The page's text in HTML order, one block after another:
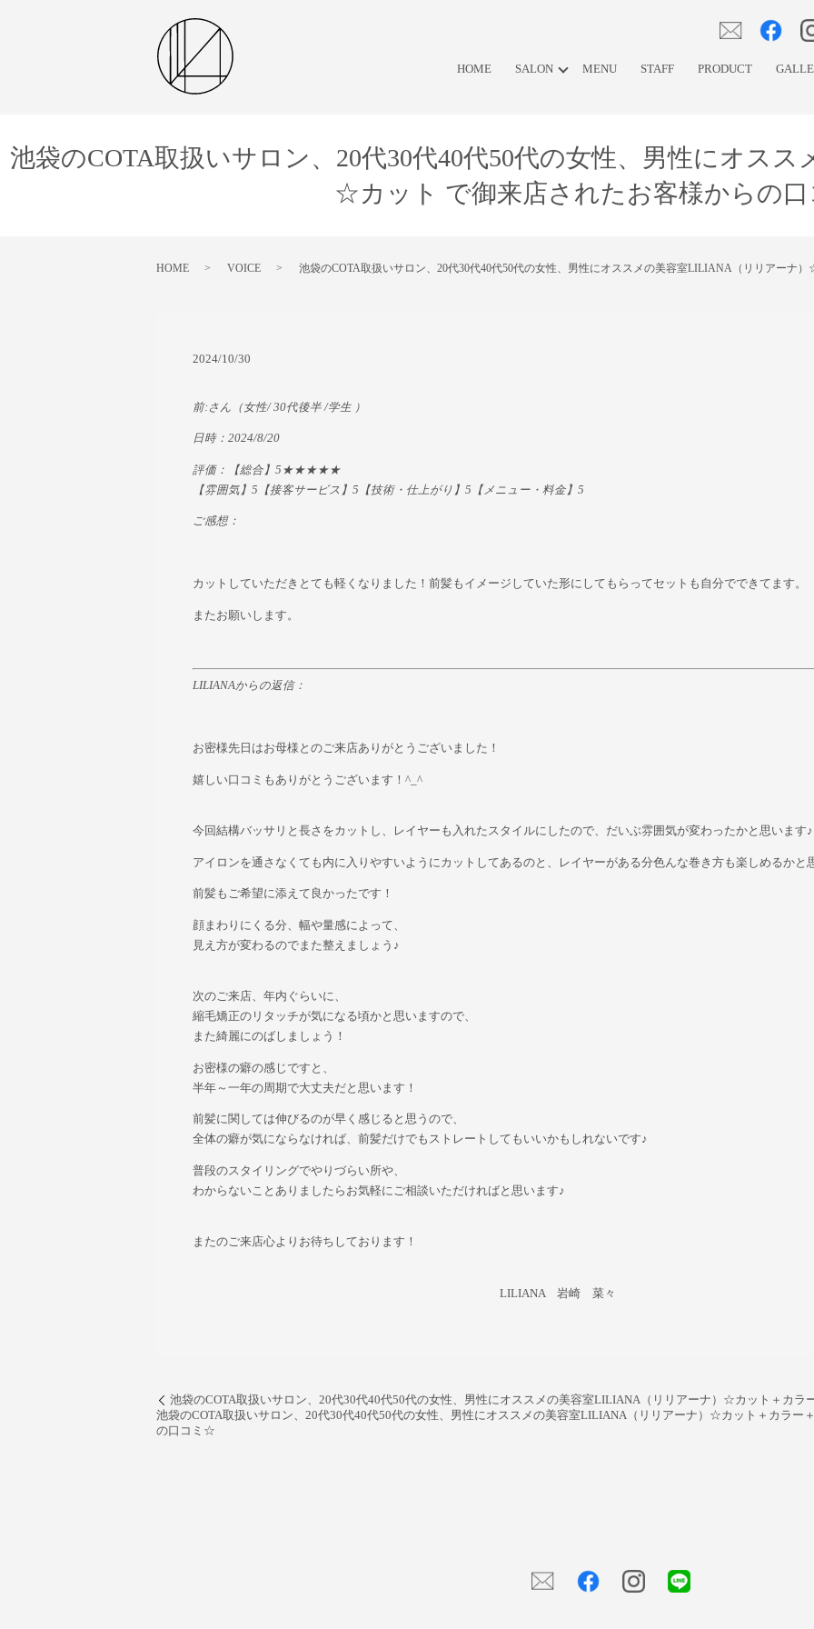
HOME SALON MENU STAFF PRODUCT
池袋のCOTA取扱いサロン、20代30代40代50代の女性、男性にオス
☆カット で御来店されたお客様からの
HOME VOICE 池袋のCOTA取扱いサロン、20代30代40代50代の女性、男性にオススメの美容室LILIANA（リリアーナ
2024/10/30
前: さん （女性/30代後半 /学生 ）
日時：2024/8/20
評価：【総合】5★★★★★
【雰囲気】5【接客サービス】5【技術・仕上がり】5【メニュー・料金】5
ご感想：
カットしていただきとても軽くなりました！前髪もイメージしていた形にしてもらってセットも自分でできてます。
またお願いします。
LILIANAからの返信：
お密様先日はお母様とのご来店ありがとうございました！
嬉しい口コミもありがとうございます！^_^
今回結構バッサリと長さをカットし、レイヤーも入れたスタイルにしたので、だいぶ雰囲気が変わったかと思います♪
アイロンを通さなくても内に入りやすいようにカットしてあるのと、レイヤーがある分色んな巻き方も楽しめるかと
前髪もご希望に添えて良かったです！
顔まわりにくる分、幅や量感によって、
見え方が変わるのでまた整えましょう♪
次のご来店、年内ぐらいに、
縮毛矯正のリタッチが気になる頃かと思いますので、
また綺麗にのばしましょう！
お密様の癖の感じですと、
半年～一年の周期で大丈夫だと思います！
前髪に関しては伸びるのが早く感じると思うので、
全体の癖が気にならなければ、前髪だけでもストレートしてもいいかもしれないです♪
普段のスタイリングでやりづらい所や、
わからないことありましたらお気軽にご相談いただければと思います♪
またのご来店心よりお待ちしております！
LILIANA 岩崎 菜々
池袋のCOTA取扱いサロン、20代30代40代50代の女性、男性にオススメの美容室LILIANA（リリアーナ）☆カット＋カ
池袋のCOTA取扱いサロン、20代30代40代50代の女性、男性にオススメの美容室LILIANA（リリアーナ）☆カット＋カラー
の口コミ☆